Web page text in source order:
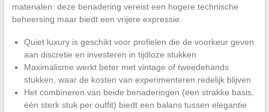
materialen: deze benadering vereist een hogere technische
beheersing maar biedt een vrijere expressie.
Quiet luxury is geschikt voor profielen die de voorkeur geven
aan discretie en investeren in tijdloze stukken
Maximalisme werkt beter met vintage of tweedehands
stukken, waar de kosten van experimenteren redelijk blijven
Het combineren van beide benaderingen (een strakke basis,
één sterk stuk per outfit) biedt een balans tussen elegantie